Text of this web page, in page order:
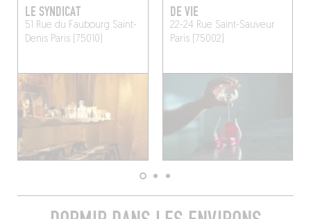
LE SYNDICAT
51 Rue du Faubourg Saint-
DenisParis (75010)
DE VIE
22-24 Rue Saint-Sauveur
Paris (75002)